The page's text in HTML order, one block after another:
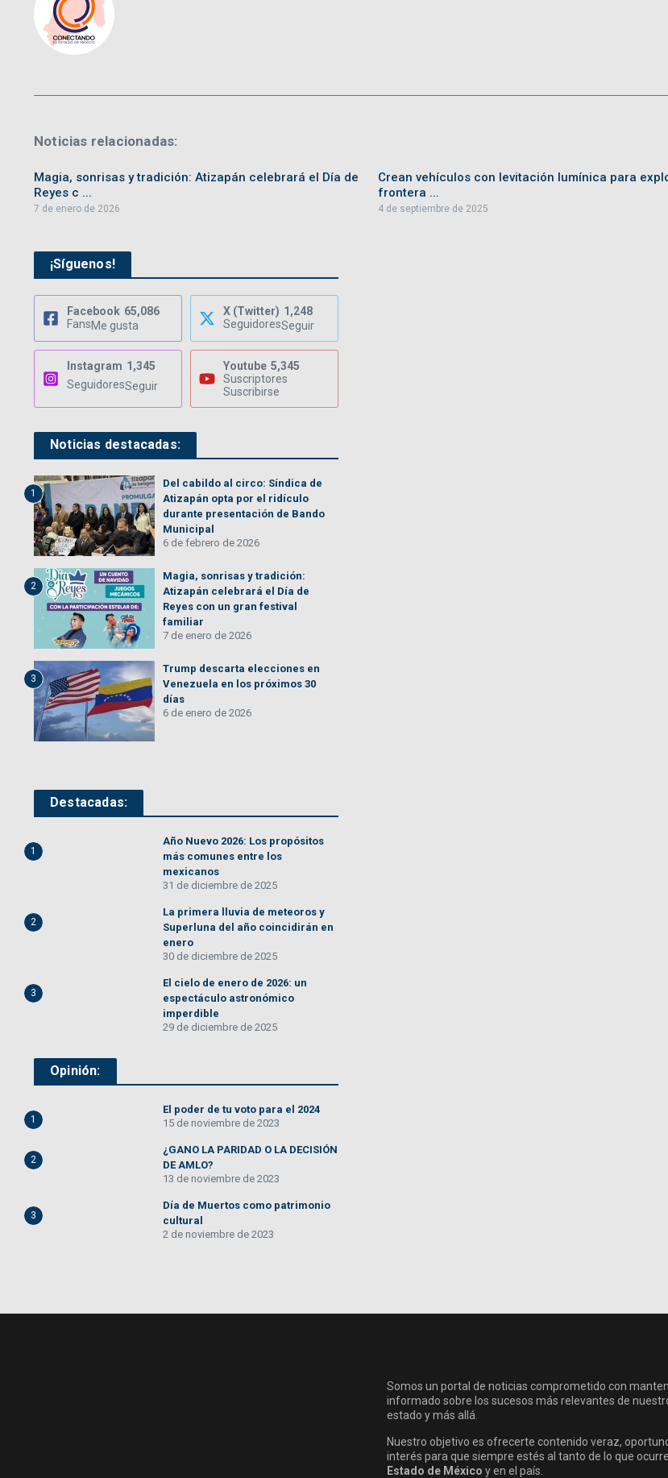
Noticias relacionadas:
Magia, sonrisas y tradición: Atizapán celebrará el Día de
Reyes c ...
7 de enero de 2026
Crean vehículos con levitación lumínica para
frontera ...
4 de septiembre de 2025
¡Síguenos!
Facebook 65,086
FansMe gusta
X (Twitter) 1,248
SeguidoresSeguir
Instagram 1,345
SeguidoresSeguir
Youtube 5,345
Suscriptores
Suscribirse
Noticias destacadas:
1
Del cabildo al circo: Síndica de
Atizapán opta por el ridículo
durante presentación de Bando
Municipal
6 de febrero de 2026
2
Magia, sonrisas y tradición:
Atizapán celebrará el Día de
Reyes con un gran festival
familiar
7 de enero de 2026
3
Trump descarta elecciones en
Venezuela en los próximos 30
días
6 de enero de 2026
Destacadas:
1
Año Nuevo 2026: Los propósitos
más comunes entre los
mexicanos
31 de diciembre de 2025
2
La primera lluvia de meteoros y
Superluna del año coincidirán en
enero
30 de diciembre de 2025
3
El cielo de enero de 2026: un
espectáculo astronómico
imperdible
29 de diciembre de 2025
Opinión:
1
El poder de tu voto para el 2024
15 de noviembre de 2023
2
¿GANO LA PARIDAD O LA DECISIÓN
DE AMLO?
13 de noviembre de 2023
3
Día de Muertos como patrimonio
cultural
2 de noviembre de 2023
Somos un portal de noticias comprometido con
informado sobre los sucesos más relevantes de
estado y más allá.
Nuestro objetivo es ofrecerte contenido veraz,
interés para que siempre estés al tanto de lo que ocurre
Estado de México y en el país.